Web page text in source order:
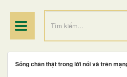
Sống chân thật trong lời nói và trên